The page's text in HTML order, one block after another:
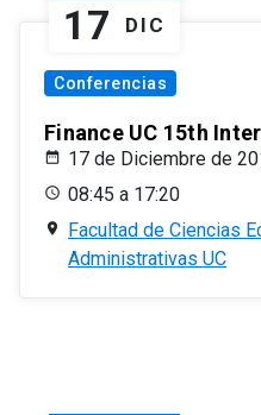
17 DIC
Conferencias
Finance UC 15th
17 de Diciembre de
08:45 a 17:20
Facultad de Ciencias
Administrativas UC